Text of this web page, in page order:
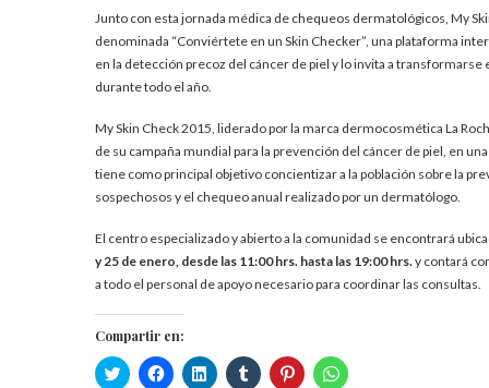
Junto con esta jornada médica de chequeos dermatológicos, My
denominada “Conviértete en un Skin Checker”, una plataforma
en la detección precoz del cáncer de piel y lo invita a
durante todo el año.
My Skin Check 2015, liderado por la marca dermocosmética La
de su campaña mundial para la prevención del cáncer de piel, en
tiene como principal objetivo concientizar a la población sobre la
sospechosos y el chequeo anual realizado por un dermatólogo.
El centro especializado y abierto a la comunidad se encontrará
y 25 de enero, desde las 11:00 hrs. hasta las 19:00 hrs.y contará
a todo el personal de apoyo necesario para coordinar las consultas.
Compartir en:
Haz Haz Haz Haz Haz Haz